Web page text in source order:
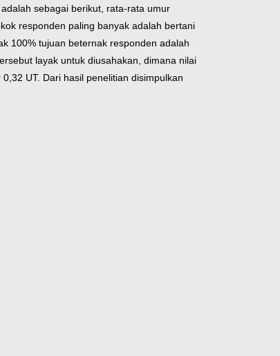
sebagai berikut, rata-rata umur
responden paling banyak adalah bertani
100% tujuan beternak responden adalah
layak untuk diusahakan, dimana nilai
UT. Dari hasil penelitian disimpulkan